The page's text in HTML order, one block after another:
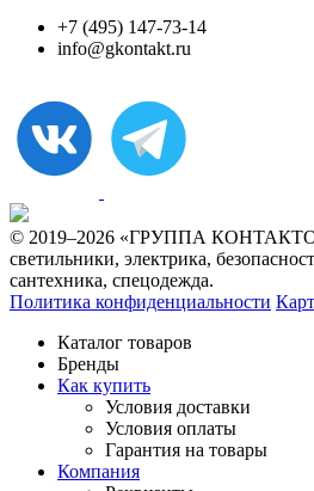
+7 (495) 147-73-14
info@gkontakt.ru
© 2019–2026 «ГРУППА
светильники, электрика,
сантехника, спецодежда.
Политика конфиденциальности
Каталог товаров
Бренды
Как купить
Условия доставки
Условия оплаты
Гарантия на товары
Компания